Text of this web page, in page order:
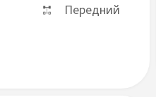
Передний